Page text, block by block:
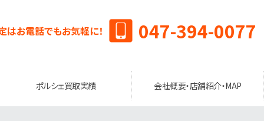
はお電話でもお気軽に！ 047-394-0077
ポルシェ買取実績 会社概要・店舗紹介・MAP